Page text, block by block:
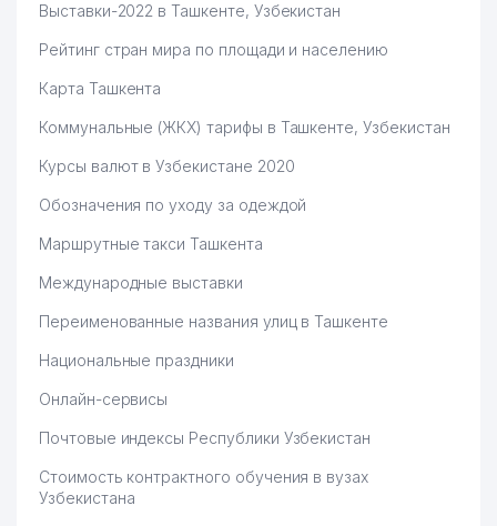
Выставки-2022 в Ташкенте, Узбекистан
Рейтинг стран мира по площади и населению
Карта Ташкента
Коммунальные (ЖКХ) тарифы в Ташкенте, Узбекистан
Курсы валют в Узбекистане 2020
Обозначения по уходу за одеждой
Маршрутные такси Ташкента
Международные выставки
Переименованные названия улиц в Ташкенте
Национальные праздники
Онлайн-сервисы
Почтовые индексы Республики Узбекистан
Стоимость контрактного обучения в вузах
Узбекистана